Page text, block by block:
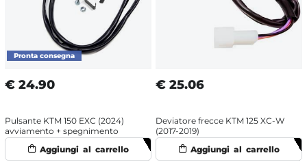
€ 24.90
Pulsante KTM 150 EXC (2024)
avviamento + spegnimento
€ 25.06
Deviatore frecce KTM 125 XC-W
(2017-2019)